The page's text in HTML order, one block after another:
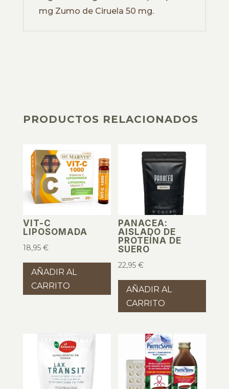
mg Zumo de Ciruela 50 mg.
PRODUCTOS RELACIONADOS
VIT-C
LIPOSOMADA
18,95 €
AÑADIR AL
CARRITO
PANACEA:
AISLADO DE
PROTEÍNA DE
SUERO
22,95€
AÑADIR AL
CARRITO